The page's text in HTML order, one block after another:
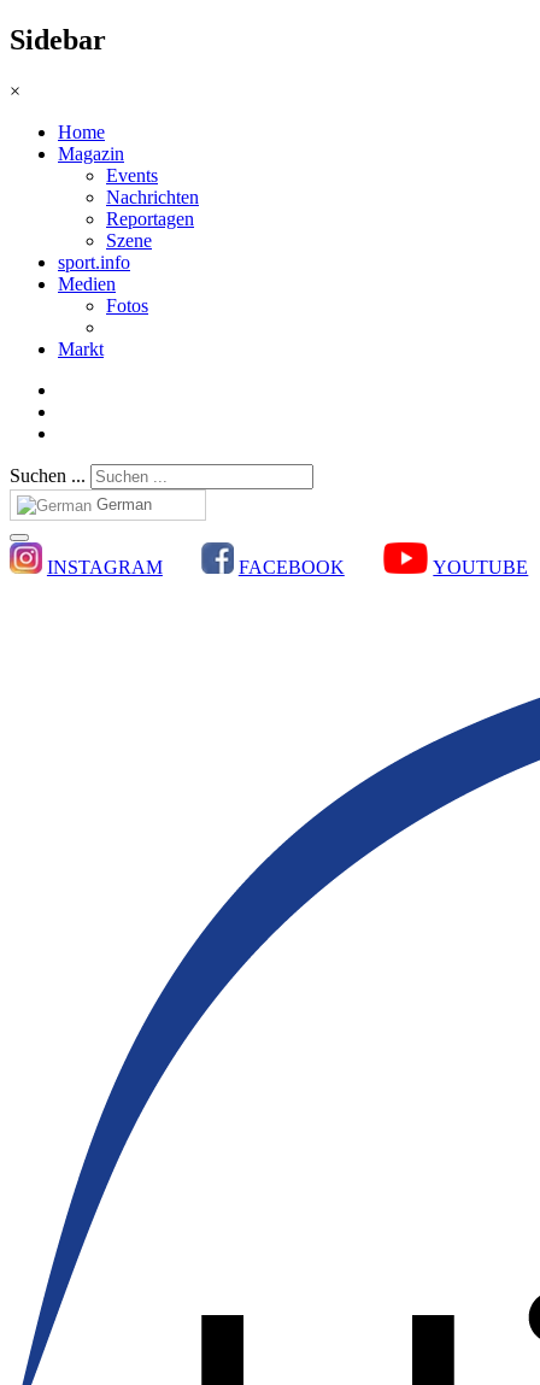
Sidebar
×
Home
Magazin
Events
Nachrichten
Reportagen
Szene
sport.info
Medien
Fotos
Markt
Suchen ...
German
INSTAGRAM FACEBOOK YOUTUBE